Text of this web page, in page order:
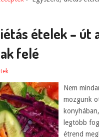
ételek – út
felé
Nem
mozgunk
legtöbb
étrend